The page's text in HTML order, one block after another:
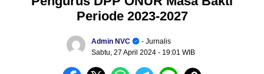
Periode 2023-2027
Admin NVC
- Jurnalis
Sabtu, 27 April 2024 - 19:01 WIB